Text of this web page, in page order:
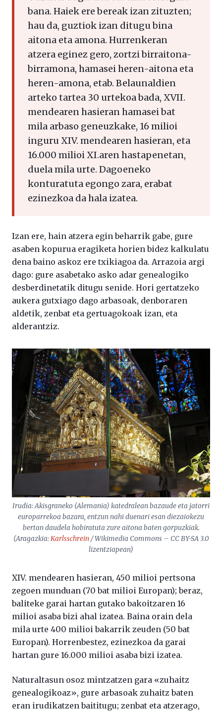
bana. Haiek ere bereak izan zituzten;
hau da, guztiok izan ditugu bina
aitona eta amona. Hurrenkeran
atzera eginez gero, zortzi birraitona-
birramona, hamasei heren-aitona eta
heren-amona, etab. Belaunaldien
arteko tartea 30 urtekoa bada, XVII.
mendearen hasieran hamasei bat
mila arbaso geneuzkake, 16 milioi
inguru XIV. mendearen hasieran, eta
16.000 milioi XI.aren hastapenetan,
duela mila urte. Dagoeneko
konturatuta egongo zara, erabat
ezinezkoa da hala izatea.
Izan ere, hain atzera egin beharrik gabe, gure
asaben kopurua eragiketa horien bidez kalkulatu
dena baino askoz ere txikiagoa da. Arrazoia argi
dago: gure asabetako asko adar genealogiko
desberdinetatik ditugu senide. Hori gertatzeko
aukera gutxiago dago arbasoak, denboraren
aldetik, zenbat eta gertuagokoak izan, eta
alderantziz.
Irudia: Akisgraneko (Alemania) katedralean bazaude eta jatorri
europarrekoa bazara, entzun nahi duenari esan diezaiokezu
bertan daudela hobiratuta zure aitona baten gorpuzkiak.
(Aragazkia:Karlsschrein/ Wikimedia Commons – CC BY-SA 3.0
lizentziapean)
XIV. mendearen hasieran, 450 milioi pertsona
zegoen munduan (70 bat milioi Europan); beraz,
baliteke garai hartan gutako bakoitzaren 16
milioi asaba bizi ahal izatea. Baina orain dela
mila urte 400 milioi bakarrik zeuden (50 bat
Europan). Horrenbestez, ezinezkoa da garai
hartan gure 16.000 milioi asaba bizi izatea.
Naturaltasun osoz mintzatzen gara «zuhaitz
genealogikoaz», gure arbasoak zuhaitz baten
eran irudikatzen baititugu; zenbat eta atzerago,